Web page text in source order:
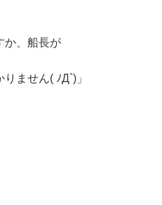
か、船長が
ません( ﾉД`)」